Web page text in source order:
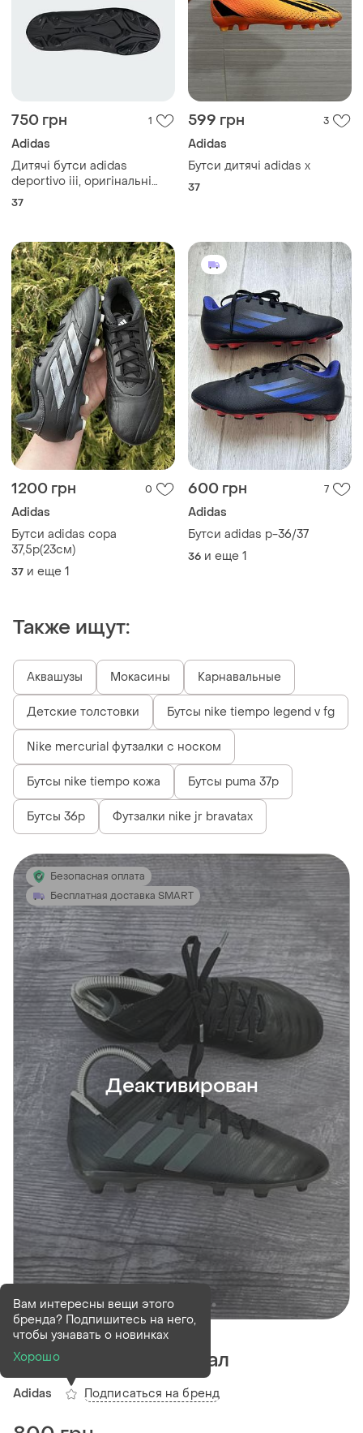
750 грн 1
Adidas
Дитячі бутси adidas
deportivo iii, оригінальні
бутси адідас, футбольні
37
599 грн 3
Adidas
Бутси дитячі adidas x
37
1200 грн 0
Adidas
Бутси adidas copa
37,5р(23см)
37 и еще 1
600 грн 7
Adidas
Бутси adidas р-36/37
36 и еще 1
Также ищут:
Аквашузы Мокасины Карнавальные
Детские толстовки Бутсы nike tiempo legend v fg
Nike mercurial футзалки с носком
Бутсы nike tiempo кожа Бутсы puma 37р
Бутсы 36р Футзалки nike jr bravatax
Безопасная оплата
Бесплатная доставка SMART
Деактивирован
Деактивирован1 шт
Бутси adidas оригінал
Adidas
Вам интересны вещи этого
бренда? Подпишитесь на него,
чтобы узнавать о новинках
Хорошо
Подписаться на бренд